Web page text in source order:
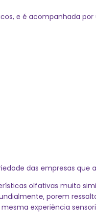
e é acompanhada
das empresas que
olfativas muito
porem
experiência